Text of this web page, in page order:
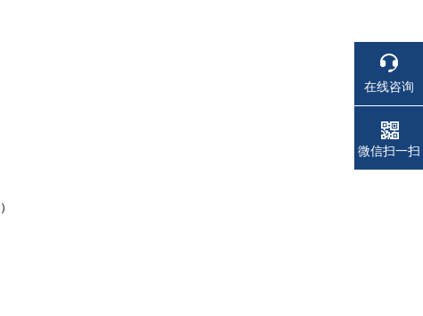
）
在线咨询
电话
电话
微信扫一扫